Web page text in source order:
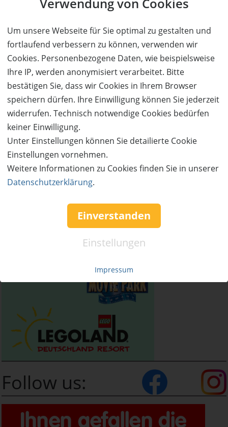
Um unsere Webseite für Sie optimal zu gestalten und
fortlaufend verbessern zu können, verwenden wir
Cookies. Personenbezogene Daten, wie beispielsweise
Ihre IP, werden anonymisiert verarbeitet. Bitte
bestätigen Sie, dass wir Cookies in Ihrem Browser
speichern dürfen. Ihre Einwilligung können Sie jederzeit
widerrufen. Technisch notwendige Cookies bedürfen
keiner Einwilligung.
Unter Einstellungen können Sie detailierte Cookie
Einstellungen vornehmen.
Weitere Informationen zu Cookies finden Sie in unserer
Datenschutzerklärung.
Einverstanden
Einstellungen
Impressum
Follow us: